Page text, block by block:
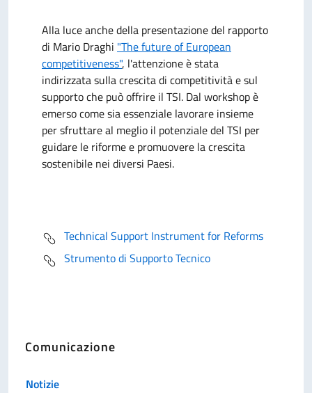
Alla luce anche della presentazione del rapporto
di Mario Draghi "The future of European
competitiveness", l'attenzione è stata
indirizzata sulla crescita di competitività e sul
supporto che può offrire il TSI. Dal workshop è
emerso come sia essenziale lavorare insieme
per sfruttare al meglio il potenziale del TSI per
guidare le riforme e promuovere la crescita
sostenibile nei diversi Paesi.
Technical Support Instrument for Reforms
Strumento di Supporto Tecnico
Comunicazione
Notizie